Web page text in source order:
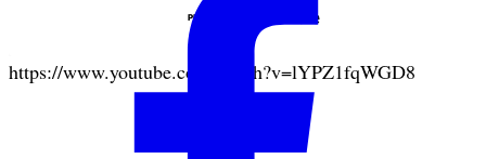
PUBLICIDADE Anuncie
https://www.youtube.com/watch?v=lYPZ1fqWGD8